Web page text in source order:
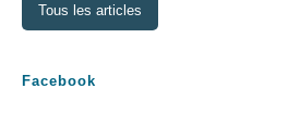
Tous les articles
Facebook